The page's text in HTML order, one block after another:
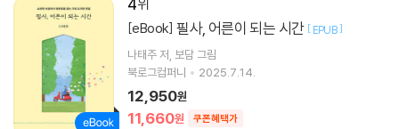
[eBook] 필사, 어른이 되는 시간 [ EPUB]
나태주저 보담그림
북로그컴퍼니
2025.7.14.
11,660원 쿠폰혜택가
12,950원